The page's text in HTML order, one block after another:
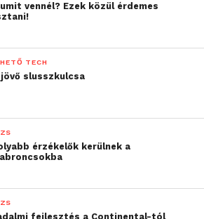
vennél? Ezek közül érdemes
TECH
slusszkulcsa
érzékelők kerülnek a
fejlesztés a Continental-tól